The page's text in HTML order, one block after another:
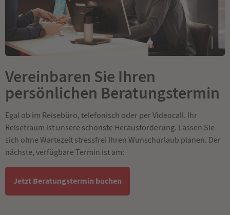
Vereinbaren Sie Ihren
persönlichen Beratungstermin
Egal ob im Reisebüro, telefonisch oder per Videocall. Ihr
Reisetraum ist unsere schönste Herausforderung. Lassen Sie
sich ohne Wartezeit stressfrei Ihren Wunschurlaub planen. Der
nächste, verfügbare Termin ist am:
Jetzt Beratungstermin buchen